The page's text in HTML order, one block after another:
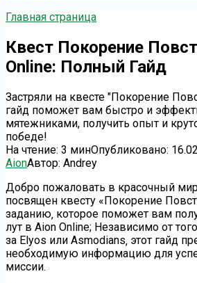
Главная страница
Квест Покорение
Online: Полный Гайд
Застряли на квесте "Покорение
гайд поможет вам быстро и
мятежниками, получить опыт и
победе!
На чтение: 3 минОпубликовано:
AionАвтор: Andrey
Добро пожаловать в красочный
посвящен квесту «Покорение
заданию‚ которое поможет вам
лут в Aion Online; Независимо от
за Elyos или Asmodians‚ этот гайд
необходимую информацию для
миссии.